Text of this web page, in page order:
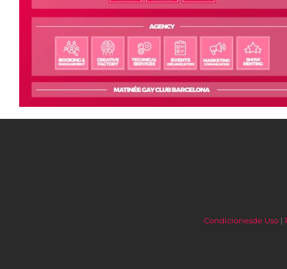
Condicionesde Uso|